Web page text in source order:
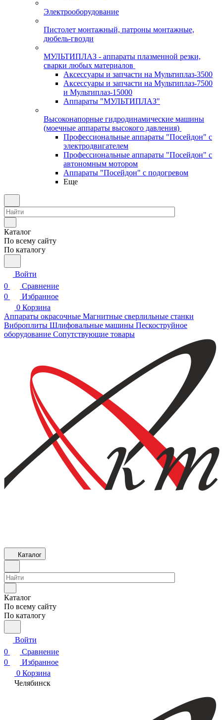
Электрооборудование
Пистолет монтажный, патроны монтажные,
дюбель-гвозди
МУЛЬТИПЛАЗ - аппараты плазменной резки,
сварки любых материалов
Аксессуары и запчасти на Мультиплаз-3500
Аксессуары и запчасти на Мультиплаз-7500
и Мультиплаз-15000
Аппараты "МУЛЬТИПЛАЗ"
Высоконапорные гидродинамические машины
(моечные аппараты высокого давления)
Профессиональные аппараты "Посейдон" с
электродвигателем
Профессиональные аппараты "Посейдон" с
автономным мотором
Аппараты "Посейдон" с подогревом
Еще
Каталог
По всему сайту
По каталогу
Войти
0
Сравнение
0
Избранное
0 Корзина
Аппараты окрасочные Магнитные сверлильные станки
Виброплиты Шлифовальные машины Пескоструйное
оборудование Сопутствующие товары
Каталог
Каталог
По всему сайту
По каталогу
Войти
0
Сравнение
0
Избранное
0 Корзина
Челябинск